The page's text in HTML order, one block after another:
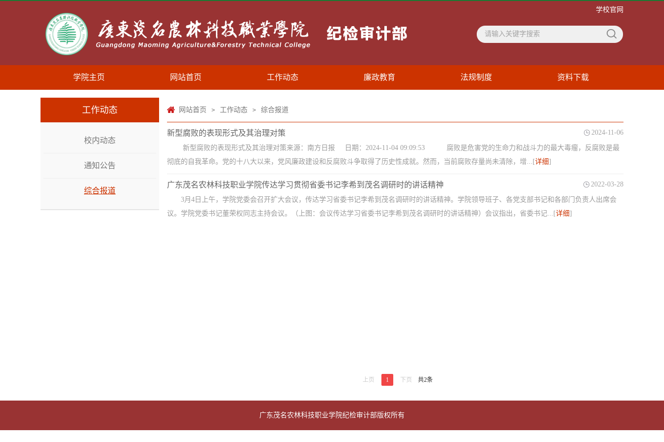
学校官网
学院主页 网站首页 工作动态 廉政教育 法规制度 资料下载
工作动态
校内动态
通知公告
综合报道
网站首页 > 工作动态 > 综合报道
新型腐败的表现形式及其治理对策 2024-11-06
新型腐败的表现形式及其治理对策来源：南方日报 日期：2024-11-04 09:09:53 腐败是危害党的生命力和战斗力的最大毒瘤，反腐败是最
彻底的自我革命。党的十八大以来，党风廉政建设和反腐败斗争取得了历史性成就。然而，当前腐败存量尚未清除，增...[详细]
广东茂名农林科技职业学院传达学习贯彻省委书记李希到茂名调研时的讲话精神 2022-03-28
3月4日上午，学院党委会召开扩大会议，传达学习省委书记李希到茂名调研时的讲话精神。学院领导班子、各党支部书记和各部门负责人出席会
议。学院党委书记董荣权同志主持会议。（上图：会议传达学习省委书记李希到茂名调研时的讲话精神）会议指出，省委书记...[详细]
上页 1 下页 共2条
广东茂名农林科技职业学院纪检审计部版权所有